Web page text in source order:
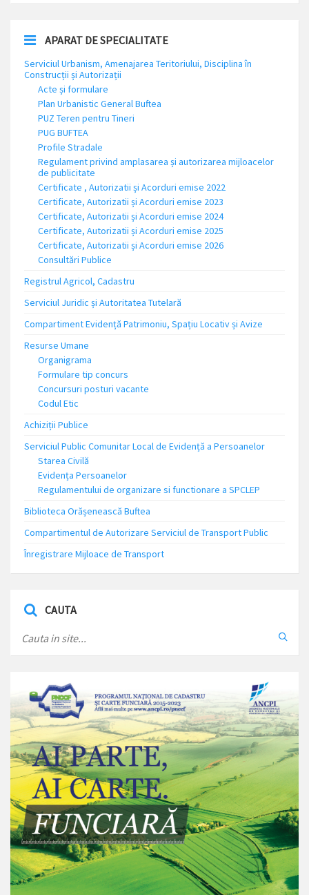
APARAT DE SPECIALITATE
Serviciul Urbanism, Amenajarea Teritoriului, Disciplina în
Construcții și Autorizații
Acte și formulare
Plan Urbanistic General Buftea
PUZ Teren pentru Tineri
PUG BUFTEA
Profile Stradale
Regulament privind amplasarea și autorizarea mijloacelor
de publicitate
Certificate , Autorizatii și Acorduri emise 2022
Certificate, Autorizatii și Acorduri emise 2023
Certificate, Autorizatii și Acorduri emise 2024
Certificate, Autorizatii și Acorduri emise 2025
Certificate, Autorizatii și Acorduri emise 2026
Consultări Publice
Registrul Agricol, Cadastru
Serviciul Juridic și Autoritatea Tutelară
Compartiment Evidență Patrimoniu, Spațiu Locativ și Avize
Resurse Umane
Organigrama
Formulare tip concurs
Concursuri posturi vacante
Codul Etic
Achiziții Publice
Serviciul Public Comunitar Local de Evidență a Persoanelor
Starea Civilă
Evidența Persoanelor
Regulamentului de organizare si functionare a SPCLEP
Biblioteca Orășenească Buftea
Compartimentul de Autorizare Serviciul de Transport Public
Înregistrare Mijloace de Transport
CAUTA